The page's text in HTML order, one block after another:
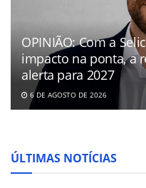
OPINIÃO: Com a
impacto na ponta, a
alerta para 2027
6 DE AGOSTO DE 2026
ÚLTIMAS NOTÍCIAS